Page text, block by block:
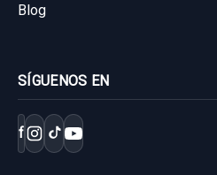
Blog
SÍGUENOS EN
f